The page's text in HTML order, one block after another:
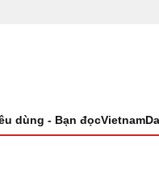
dùng - Bạn đọc